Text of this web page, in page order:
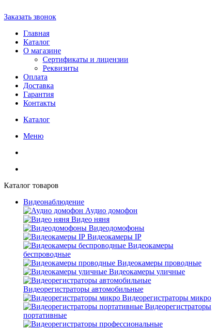
Заказать звонок
Главная
Каталог
О магазине
Сертификаты и лицензии
Реквизиты
Оплата
Доставка
Гарантия
Контакты
Каталог
Меню
Каталог товаров
Видеонаблюдение
Аудио домофон
Видео няня
Видеодомофоны
Видеокамеры IP
Видеокамеры
беспроводные
Видеокамеры проводные
Видеокамеры уличные
Видеорегистраторы автомобильные
Видеорегистраторы микро
Видеорегистраторы
портативные